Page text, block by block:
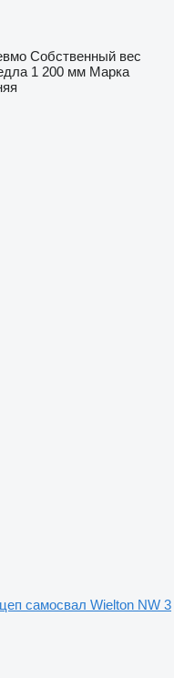
Собственный вес
1 200 мм Марка
самосвал Wielton NW 3